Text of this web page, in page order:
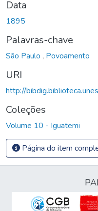
Data
1895
Palavras-chave
São Paulo , Povoamento
URI
http://
Coleções
Volume 10 - Iguatemi
Página do item